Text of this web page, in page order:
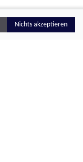
Nichts akzeptieren